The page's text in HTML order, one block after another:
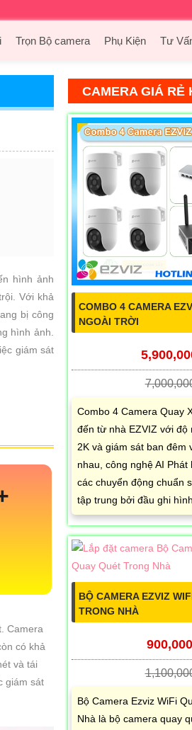
Trọn Bộ camera Phụ Kiện Tư
hình ảnh
Với khả
bị công
hình ảnh.
giám sát
Camera
có khả
và tái
giám sát
CAMERA GIÁ RẺ
COMBO 4 CAMERA
NGOÀI TRỜI
Combo 4 Camera Quay
đến từ nhà EZVIZ với độ
2K và giám sát ban đêm
nhau, công nghệ AI
các chuyển động chuẩn
tập trung bởi đầu ghi
BỘ CAMERA EZVIZ
TRONG NHÀ
Bộ Camera Ezviz WiFi
Nhà là bộ camera quay